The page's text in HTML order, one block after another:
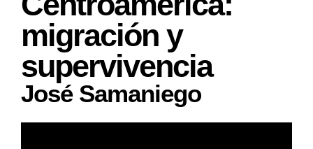
migración y
supervivencia
José Samaniego